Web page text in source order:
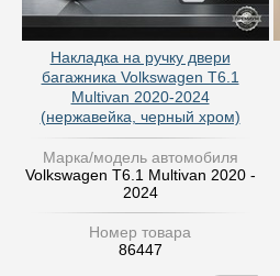
Накладка на ручку двери
багажника Volkswagen T6.1
Multivan 2020-2024
(нержавейка, черный хром)
Марка/модель автомобиля
Volkswagen T6.1 Multivan 2020 -
2024
Номер товара
86447